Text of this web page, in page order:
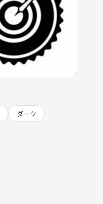
ダーツ